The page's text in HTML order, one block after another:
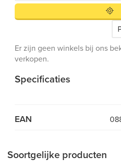
Er zijn geen winkels bij ons
verkopen.
Specificaties
EAN
Soortgelijke producten